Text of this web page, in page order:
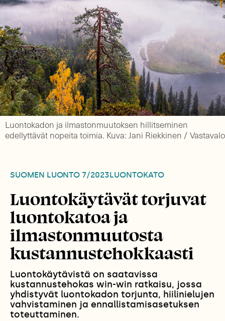
Luontokadon ja ilmastonmuutoksen hillitseminen
edellyttävät nopeita toimia. Kuva: Jani Riekkinen / Vastavalo
SUOMEN LUONTO 7/2023LUONTOKATO
Luontokäytävät torjuvat
luontokatoa ja
ilmastonmuutosta
kustannustehokkaasti
Luontokäytävistä on saatavissa
kustannustehokas win-win ratkaisu, jossa
yhdistyvät luontokadon torjunta, hiilinielujen
vahvistaminen ja ennallistamisasetuksen
toteuttaminen.